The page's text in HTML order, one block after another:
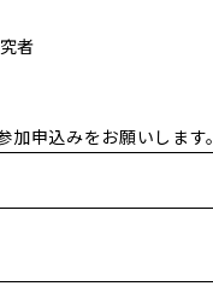
者
申込みをお願いします。